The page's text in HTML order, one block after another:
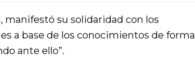
manifestó su solidaridad con los
a base de los conocimientos de forma
ante ello”.